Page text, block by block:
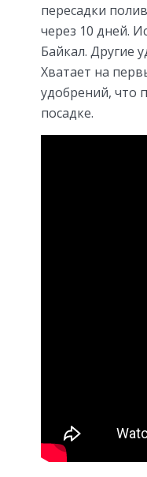
пересадки
через 10 дней.
Байкал. Другие
Хватает на
удобрений, что
посадке.